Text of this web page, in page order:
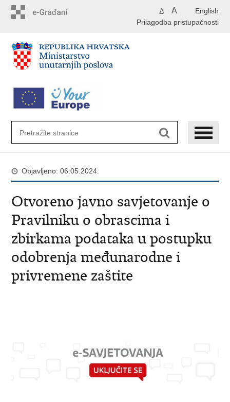
English
A A
Prilagodba pristupačnosti
Objavljeno: 06.05.2024.
Otvoreno javno savjetovanje o
Pravilniku o obrascima i
zbirkama podataka u postupku
odobrenja međunarodne i
privremene zaštite